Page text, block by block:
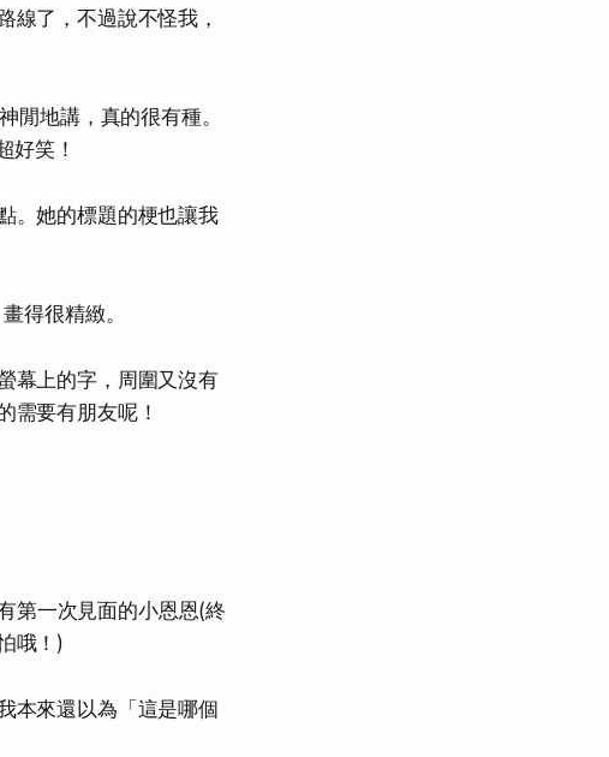
線了，不過說不怪我，
閒地講，真的很有種。
好笑！
。她的標題的梗也讓我
得很精緻。
幕上的字，周圍又沒有
需要有朋友呢！
第一次見面的小恩恩(終
哦！)
本來還以為「這是哪個